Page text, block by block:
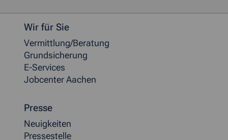
Weitere allgemeine Informationen
Wir für Sie
Vermittlung/Beratung
Grundsicherung
E-Services
Jobcenter Aachen
Presse
Neuigkeiten
Pressestelle